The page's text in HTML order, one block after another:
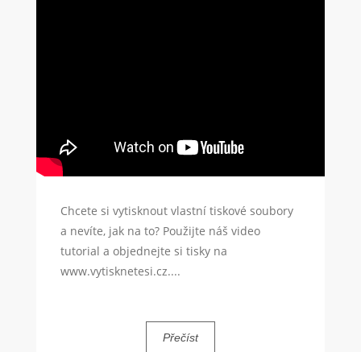
Chcete si vytisknout vlastní tiskové soubory
a nevíte, jak na to? Použijte náš video
tutorial a objednejte si tisky na
www.vytisknetesi.cz....
Přečíst